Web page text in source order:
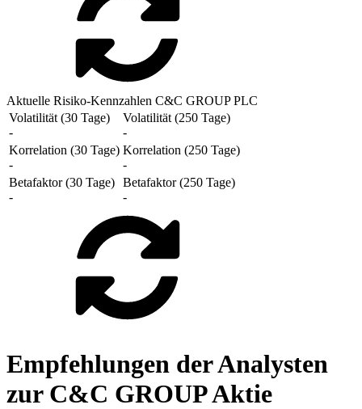
Aktuelle Risiko-Kennzahlen C&C GROUP PLC
Volatilität (30 Tage)
-
Volatilität (250 Tage)
-
Korrelation (30 Tage)
-
Korrelation (250 Tage)
-
Betafaktor (30 Tage)
-
Betafaktor (250 Tage)
-
Empfehlungen der Analysten
zur C&C GROUP Aktie